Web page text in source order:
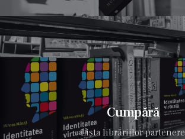
Cumpără
Lista librăriilor partenere